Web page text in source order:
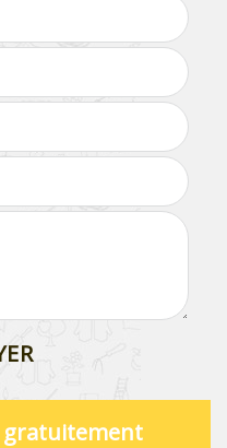
gratuitement